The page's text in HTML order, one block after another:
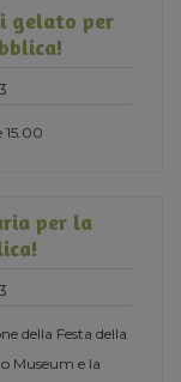
gelato per
15.00
per la
della Festa della
Museum e la